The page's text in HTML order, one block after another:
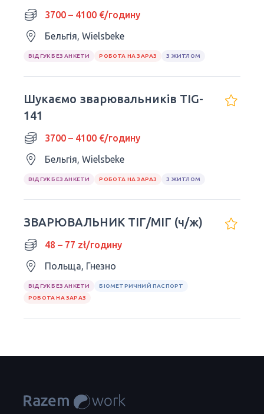
3700 – 4100 €/годину
Бельгія, Wielsbeke
ВІДГУК БЕЗ АНКЕТИ РОБОТА НА ЗАРАЗ З ЖИТЛОМ
Шукаємо зварювальників TIG-
141
3700 – 4100 €/годину
Бельгія, Wielsbeke
ВІДГУК БЕЗ АНКЕТИ РОБОТА НА ЗАРАЗ З ЖИТЛОМ
ЗВАРЮВАЛЬНИК ТІГ/МІГ (ч/ж)
48 – 77 zł/годину
Польща, Гнезно
ВІДГУК БЕЗ АНКЕТИ
БІОМЕТРИЧНИЙ ПАСПОРТ
РОБОТА НА ЗАРАЗ